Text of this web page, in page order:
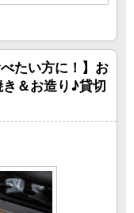
たい方に！】お
＆お造り♪貸切